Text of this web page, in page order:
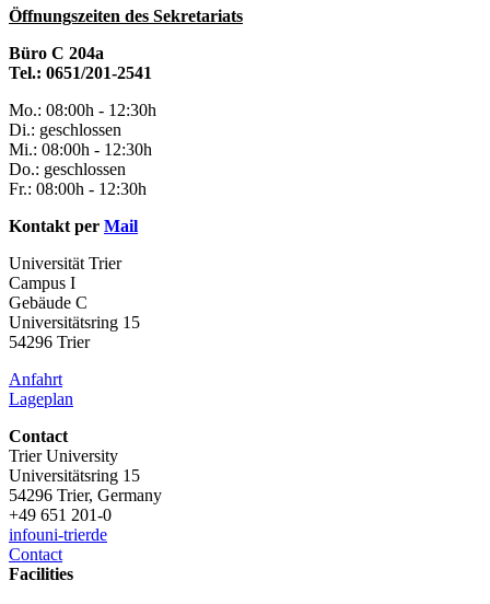
Öffnungszeiten des Sekretariats
Büro C 204a
Tel.: 0651/201-2541
Mo.: 08:00h - 12:30h
Di.: geschlossen
Mi.: 08:00h - 12:30h
Do.: geschlossen
Fr.: 08:00h - 12:30h
Kontakt per Mail
Universität Trier
Campus I
Gebäude C
Universitätsring 15
54296 Trier
Anfahrt
Lageplan
Contact
Trier University
Universitätsring 15
54296 Trier, Germany
+49 651 201-0
infouni-trierde
Contact
Facilities